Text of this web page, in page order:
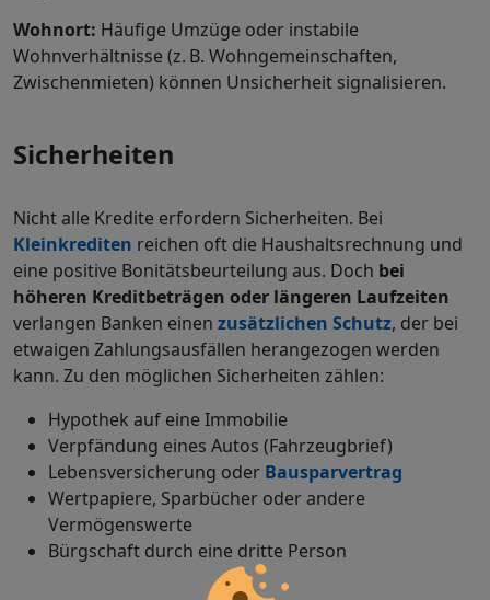
Wohnort: Häufige Umzüge oder instabile
Wohnverhältnisse (z. B. Wohngemeinschaften,
Zwischenmieten) können Unsicherheit signalisieren.
Sicherheiten
Nicht alle Kredite erfordern Sicherheiten. Bei
Kleinkrediten reichen oft die Haushaltsrechnung und
eine positive Bonitätsbeurteilung aus. Doch bei
höheren Kreditbeträgen oder längeren Laufzeiten
verlangen Banken einen zusätzlichen Schutz, der bei
etwaigen Zahlungsausfällen herangezogen werden
kann. Zu den möglichen Sicherheiten zählen:
Hypothek auf eine Immobilie
Verpfändung eines Autos (Fahrzeugbrief)
Lebensversicherung oder Bausparvertrag
Wertpapiere, Sparbücher oder andere
Vermögenswerte
Bürgschaft durch eine dritte Person